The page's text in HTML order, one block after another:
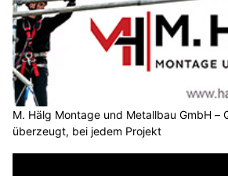
M. Hälg Montage und Metallbau GmbH –
überzeugt, bei jedem Projekt